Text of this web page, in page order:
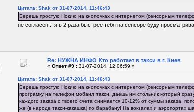
Цитата: Shak от 31-07-2014, 11:46:43
Берешь простую Нокию на кнопочках с интернетом (сенсорным
не согласен... я в 2 раза быстрее тебя на сенсоре буду
Re: НУЖНА ИНФО Кто работает в такси в г. Киев
« Ответ #9 :31-07-2014, 12:06:59 »
Цитата: Shak от 31-07-2014, 11:46:43
Берешь простую Нокию на кнопочках с интернетом (сенсорным
програмку на телефон мобаил такси, даешь им стольник который
каждого заказа с твоего счета снимается 10-12% от суммы заказа,
же (в народе такси-какашка) по барабану! На вокзалах и